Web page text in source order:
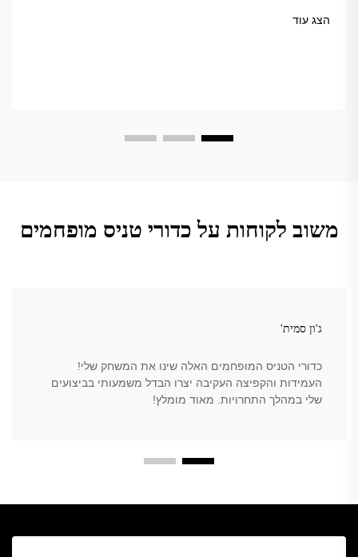
הצג עוד
משוב לקוחות על כדורי טניס מופחמים
ג'ון סמית'
כדורי הטניס המופחמים האלה שינו את המשחק שלי!
העמידות והקפיצה העקיבה יצרו הבדל משמעותי בביצועים
שלי במהלך התחרויות. מאוד מומלץ!